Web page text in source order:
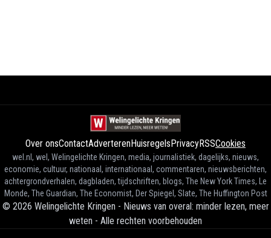
Over onsContactAdverterenHuisregelsPrivacyRSSCookies
wel.nl, wel, Welingelichte Kringen, media, journalistiek, dagelijks, nieuws,
economie, cultuur, nationaal, internationaal, commentaren, nieuwsberichten,
achtergrondverhalen, dagbladen, tijdschriften, blogs, The New York Times, Le
Monde, The Guardian, The Economist, Der Spiegel, Slate, The Huffington Post
© 2026 Welingelichte Kringen - Nieuws van overal: minder lezen, meer
weten - Alle rechten voorbehouden